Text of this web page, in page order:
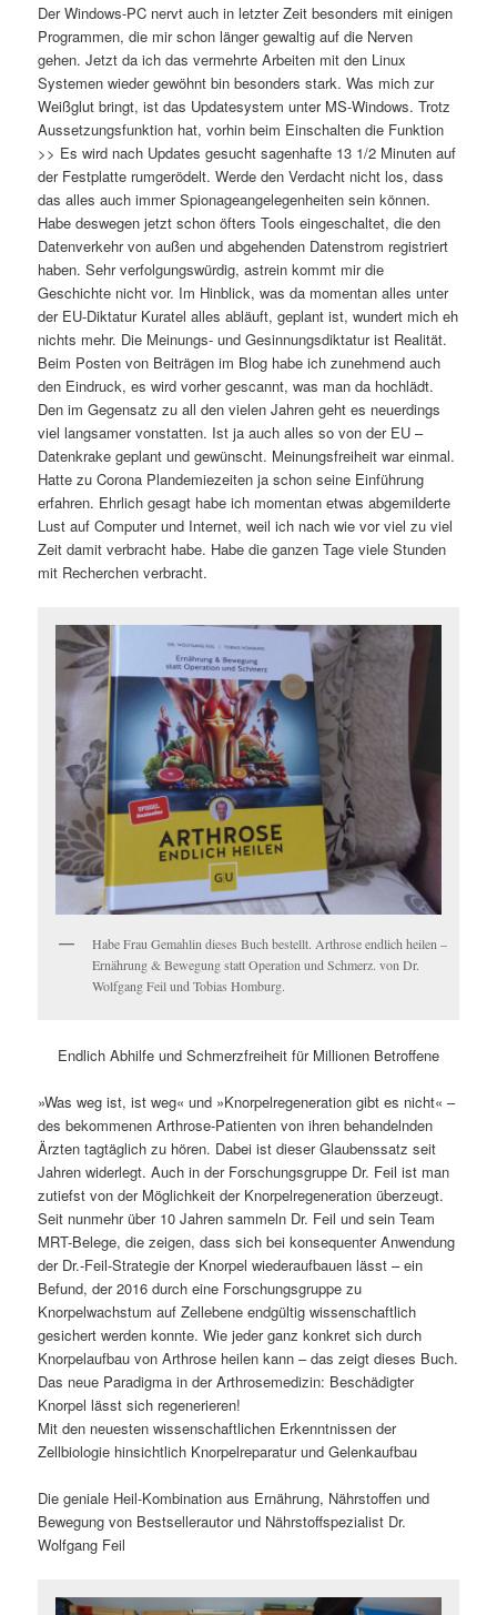
Der Windows-PC nervt auch in letzter Zeit besonders mit einigen
Programmen, die mir schon länger gewaltig auf die Nerven
gehen. Jetzt da ich das vermehrte Arbeiten mit den Linux
Systemen wieder gewöhnt bin besonders stark. Was mich zur
Weißglut bringt, ist das Updatesystem unter MS-Windows. Trotz
Aussetzungsfunktion hat, vorhin beim Einschalten die Funktion
>> Es wird nach Updates gesucht sagenhafte 13 1/2 Minuten auf
der Festplatte rumgerödelt. Werde den Verdacht nicht los, dass
das alles auch immer Spionageangelegenheiten sein können.
Habe deswegen jetzt schon öfters Tools eingeschaltet, die den
Datenverkehr von außen und abgehenden Datenstrom registriert
haben. Sehr verfolgungswürdig, astrein kommt mir die
Geschichte nicht vor. Im Hinblick, was da momentan alles unter
der EU-Diktatur Kuratel alles abläuft, geplant ist, wundert mich eh
nichts mehr. Die Meinungs- und Gesinnungsdiktatur ist Realität.
Beim Posten von Beiträgen im Blog habe ich zunehmend auch
den Eindruck, es wird vorher gescannt, was man da hochlädt.
Den im Gegensatz zu all den vielen Jahren geht es neuerdings
viel langsamer vonstatten. Ist ja auch alles so von der EU –
Datenkrake geplant und gewünscht. Meinungsfreiheit war einmal.
Hatte zu Corona Plandemiezeiten ja schon seine Einführung
erfahren. Ehrlich gesagt habe ich momentan etwas abgemilderte
Lust auf Computer und Internet, weil ich nach wie vor viel zu viel
Zeit damit verbracht habe. Habe die ganzen Tage viele Stunden
mit Recherchen verbracht.
Habe Frau Gemahlin dieses Buch bestellt. Arthrose endlich heilen –
Ernährung & Bewegung statt Operation und Schmerz. von Dr.
Wolfgang Feil und Tobias Homburg.
Endlich Abhilfe und Schmerzfreiheit für Millionen Betroffene
»Was weg ist, ist weg« und »Knorpelregeneration gibt es nicht« –
des bekommenen Arthrose-Patienten von ihren behandelnden
Ärzten tagtäglich zu hören. Dabei ist dieser Glaubenssatz seit
Jahren widerlegt. Auch in der Forschungsgruppe Dr. Feil ist man
zutiefst von der Möglichkeit der Knorpelregeneration überzeugt.
Seit nunmehr über 10 Jahren sammeln Dr. Feil und sein Team
MRT-Belege, die zeigen, dass sich bei konsequenter Anwendung
der Dr.-Feil-Strategie der Knorpel wiederaufbauen lässt – ein
Befund, der 2016 durch eine Forschungsgruppe zu
Knorpelwachstum auf Zellebene endgültig wissenschaftlich
gesichert werden konnte. Wie jeder ganz konkret sich durch
Knorpelaufbau von Arthrose heilen kann – das zeigt dieses Buch.
Das neue Paradigma in der Arthrosemedizin: Beschädigter
Knorpel lässt sich regenerieren!
Mit den neuesten wissenschaftlichen Erkenntnissen der
Zellbiologie hinsichtlich Knorpelreparatur und Gelenkaufbau
Die geniale Heil-Kombination aus Ernährung, Nährstoffen und
Bewegung von Bestsellerautor und Nährstoffspezialist Dr.
Wolfgang Feil